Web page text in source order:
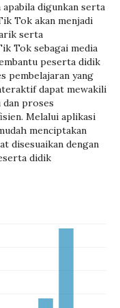
digunkan serta
Tok akan menjadi
serta
Tok sebagai media
peserta didik
pembelajaran yang
dapat mewakili
dan proses
Melalui aplikasi
menciptakan
disesuaikan dengan
didik